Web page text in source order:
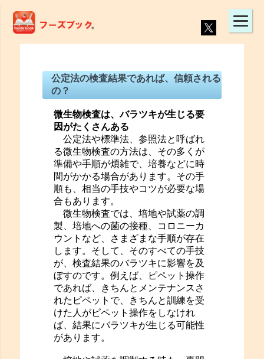
公定法の検査結果であれば、信頼される
の？
微生物検査は、バラツキが生じる要
因がたくさんある
公定法や標準法、参照法と呼ばれ
る微生物検査の方法は、その多くが
準備や手順が煩雑で、培養などに時
間がかかる場合があります。その手
順も、相当の手技やコツが必要な場
合もあります。
微生物検査では、培地や試薬の調
製、培地への菌の接種、コロニーカ
ウントなど、さまざまな手順が存在
します。そして、そのすべての手技
が、検査結果のバラツキに影響を及
ぼすのです。例えば、ピペット操作
であれば、きちんとメンテナンスさ
れたピペットで、きちんと訓練を受
けた人がピペット操作をしなけれ
ば、結果にバラツキが生じる可能性
があります。